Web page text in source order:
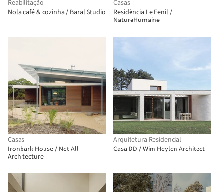
Reabilitação
Nola café & cozinha / Baral Studio
Casas
Residência Le Fenil /
NatureHumaine
Casas
Ironbark House / Not All
Architecture
Arquitetura Residencial
Casa DD / Wim Heylen Architect